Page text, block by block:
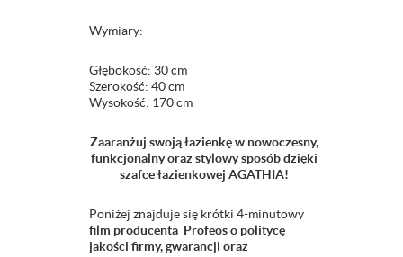
Wymiary:
Głębokość: 30 cm
Szerokość: 40 cm
Wysokość: 170 cm
Zaaranżuj swoją łazienkę w nowoczesny,
funkcjonalny oraz stylowy sposób dzięki
szafce łazienkowej AGATHIA!
Poniżej znajduje się krótki 4-minutowy
film producenta Profeos o politycę
jakości firmy, gwarancji oraz